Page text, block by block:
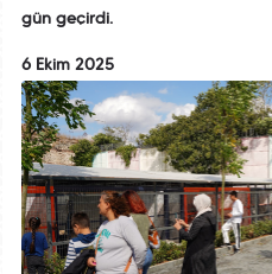
gün geçirdi.
6 Ekim 2025